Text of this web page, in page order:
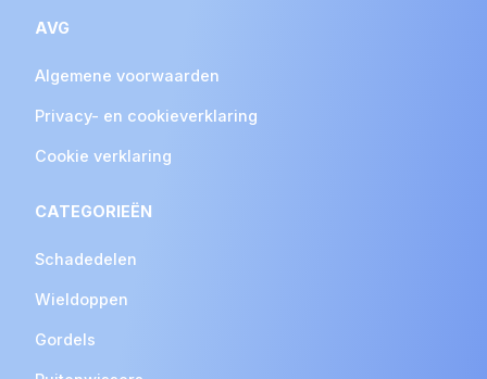
AVG
Algemene voorwaarden
Privacy- en cookieverklaring
Cookie verklaring
CATEGORIEËN
Schadedelen
Wieldoppen
Gordels